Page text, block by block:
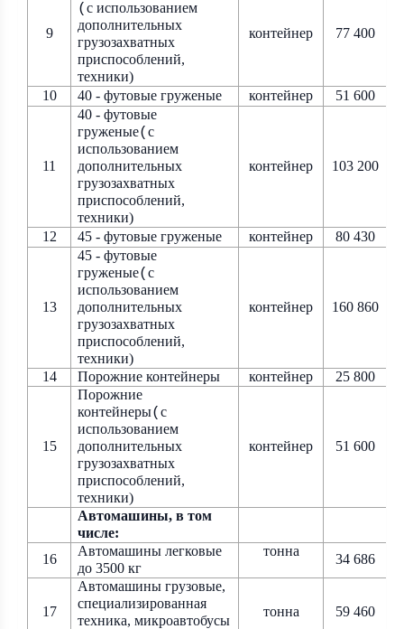
9
(с использованием
дополнительных
грузозахватных
приспособлений,
техники)
контейнер 77 400
10 40 - футовые груженые контейнер 51 600
11
40 - футовые
груженые(с
использованием
дополнительных
грузозахватных
приспособлений,
техники)
контейнер 103 200
12 45 - футовые груженые контейнер 80 430
13
45 - футовые
груженые(с
использованием
дополнительных
грузозахватных
приспособлений,
техники)
контейнер 160 860
14 Порожние контейнеры контейнер 25 800
15
Порожние
контейнеры(с
использованием
дополнительных
грузозахватных
приспособлений,
техники)
контейнер 51 600
Автомашины, в том
числе:
16
Автомашины легковые
до 3500 кг
тонна
34 686
17
Автомашины грузовые,
специализированная
техника, микроавтобусы
тонна 59 460